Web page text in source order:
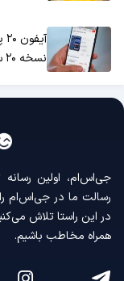
نسخه ۲۰ سالگی آیفون
جی‌اس‌ام، اولین
رسالت ما در جی‌اس‌ام
در این راستا تلاش
همراه مخاطب باشیم.